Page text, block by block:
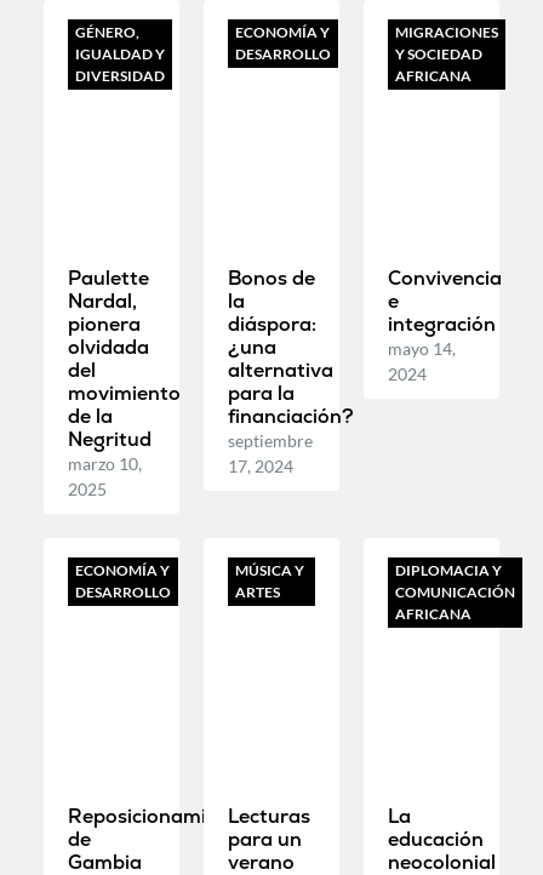
GÉNERO,
IGUALDAD Y
DIVERSIDAD
Paulette
Nardal,
pionera
olvidada
del
movimiento
de la
Negritud
marzo 10,
2025
ECONOMÍA Y
DESARROLLO
Bonos de
la
diáspora:
¿una
alternativa
para la
financiación?
septiembre
17, 2024
MIGRACIONES
Y SOCIEDAD
AFRICANA
Convivencia
e
integración
mayo 14,
2024
ECONOMÍA Y
DESARROLLO
Reposicionamiento
de
Gambia
MÚSICA Y
ARTES
Lecturas
para un
verano
DIPLOMACIA Y
COMUNICACIÓN
AFRICANA
La
educación
neocolonial